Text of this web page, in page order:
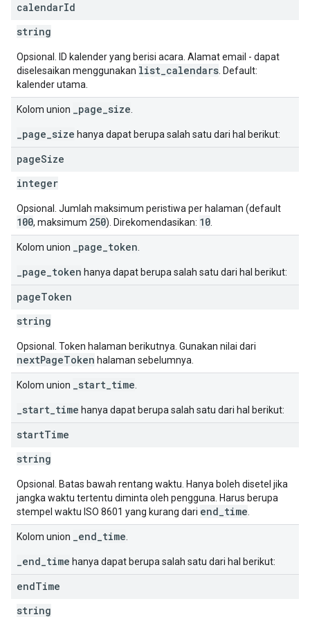
calendarId
string
Opsional. ID kalender yang berisi acara. Alamat email - dapat
diselesaikan menggunakan list_calendars . Default:
kalender utama.
Kolom union _page_size
_page_size hanya dapat berupa salah satu dari hal berikut:
pageSize
integer
Opsional. Jumlah maksimum peristiwa per halaman (default
100, maksimum 250). Direkomendasikan: 10
Kolom union _page_token
_page_token hanya dapat berupa salah satu dari hal berikut:
pageToken
string
Opsional. Token halaman berikutnya. Gunakan nilai dari
nextPageToken halaman sebelumnya.
Kolom union _start_time
_start_time hanya dapat berupa salah satu dari hal berikut:
startTime
string
Opsional. Batas bawah rentang waktu. Hanya boleh disetel jika
jangka waktu tertentu diminta oleh pengguna. Harus berupa
stempel waktu ISO 8601 yang kurang dari end_time
Kolom union _end_time
_end_time hanya dapat berupa salah satu dari hal berikut:
endTime
string